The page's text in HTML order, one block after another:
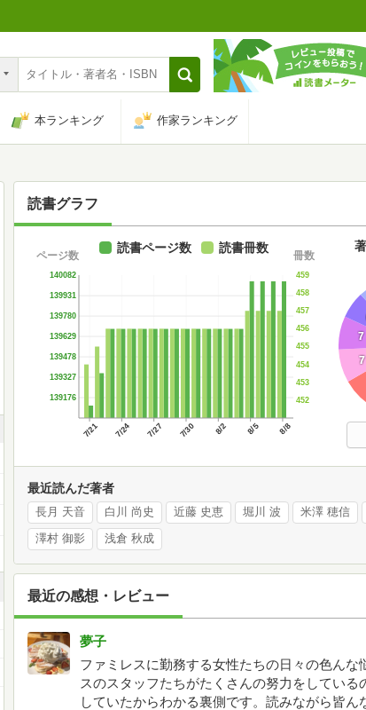
本ランキング 作家ランキング
読書グラフ
7/21 7/24 7/27 7/30 8/2 8/5 8/8
139176
139327
139478
139629
139780
139931
140082
ページ数
452
453
454
455
456
457
458
459
冊数
読書ページ数 読書冊数
7
7
最近読んだ著者
長月 天音 白川 尚史 近藤 史恵 堀川 波 米澤 穂信
澤村 御影 浅倉 秋成
最近の感想・レビュー
夢子
ファミレスに勤務する女性たちの日々の色ん
スのスタッフたちがたくさんの努力をしてい
していたからわかる裏側です。読みながら皆ん